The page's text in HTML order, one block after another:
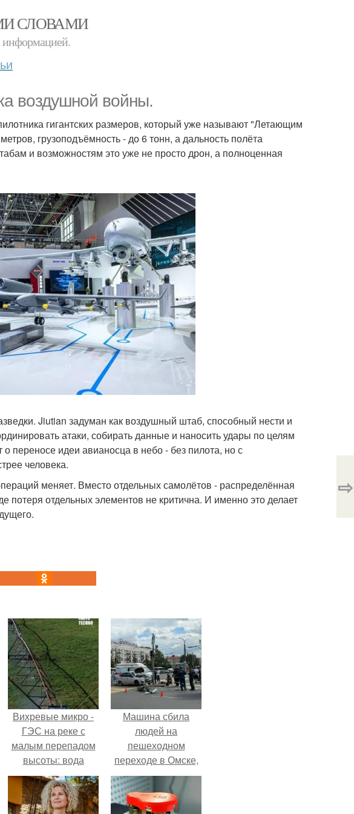
СЛОВАМИ
информацией.
воздушной войны.
гигантских размеров, который уже называют "Летающим
грузоподъёмность - до 6 тонн, а дальность полёта
и возможностям это уже не просто дрон, а полноценная
Jiutian задуман как воздушный штаб, способный нести и
атаки, собирать данные и наносить удары по целям
переносе идеи авианосца в небо - без пилота, но с
человека.
меняет. Вместо отдельных самолётов - распределённая
потеря отдельных элементов не критична. И именно это делает
⇨
Вихревые микро -
ГЭС на реке с
малым перепадом
высоты: вода
закручивается в
бетонной камере и
вращает
Машина сбила
людей на
пешеходном
переходе в Омске,
пострадали 8
человек.